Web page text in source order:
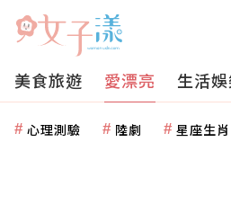
美食旅遊 愛漂亮 生活
心理測驗 陸劇 星座生肖